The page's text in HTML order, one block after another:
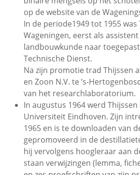
op de website van de
In de periode1949 tot 1955
Wageningen, eerst als
landbouwkunde naar
Technische Dienst.
Na zijn promotie trad Thijssen
en Zoon N.V. te ’s-
van het researchlaboratorium.
In augustus 1964 werd
Universiteit Eindhoven. Zijn
1965 en is te downloaden van
gepromoveerd in de
hij vervolgens hoogleraar aan
staan verwijzingen (lemma,